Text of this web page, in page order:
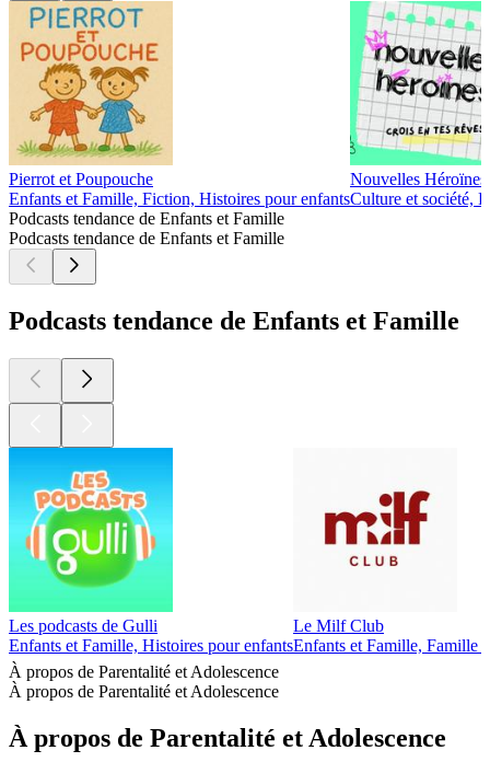
Pierrot et Poupouche
Enfants et Famille, Fiction, Histoires pour enfants
Nouvelles
Culture et société,
Podcasts tendance de Enfants et Famille
Podcasts tendance de Enfants et Famille
Podcasts tendance de Enfants et Famille
Les podcasts de Gulli
Enfants et Famille, Histoires pour enfants
Le Milf Club
Enfants et Famille, Famille
À propos de Parentalité et Adolescence
À propos de Parentalité et Adolescence
À propos de Parentalité et Adolescence